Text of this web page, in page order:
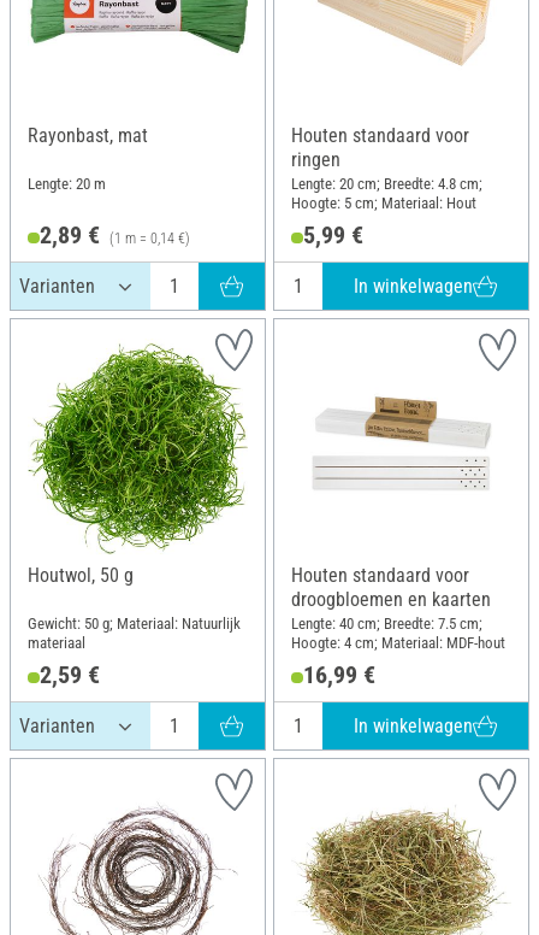
Rayonbast, mat
Lengte: 20 m
2,89 € (1 m = 0,14 €)
Houten standaard voor
ringen
Lengte: 20 cm; Breedte: 4.8 cm;
Hoogte: 5 cm; Materiaal: Hout
5,99 €
In winkelwagen
Houtwol, 50 g
Gewicht: 50 g; Materiaal: Natuurlijk
materiaal
2,59 €
Houten standaard voor
droogbloemen en kaarten
Lengte: 40 cm; Breedte: 7.5 cm;
Hoogte: 4 cm; Materiaal: MDF-hout
16,99 €
In winkelwagen